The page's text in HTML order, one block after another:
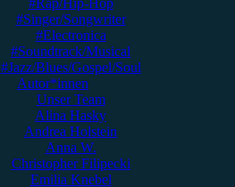
#Rap/Hip-Hop
#Singer/Songwriter
#Electronica
#Soundtrack/Musical
#Jazz/Blues/Gospel/Soul
Autor*innen
Unser Team
Alina Hasky
Andrea Holstein
Anna W.
Christopher Filipecki
Emilia Knebel